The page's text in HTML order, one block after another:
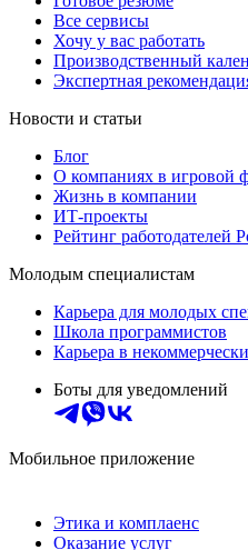
Все сервисы
Хочу у вас работать
Производственный
Экспертная
Новости и статьи
Блог
О компаниях в игровой
Жизнь в компании
ИТ-проекты
Рейтинг работодателей
Молодым специалистам
Карьера для молодых
Школа программистов
Карьера в
Боты для уведомлений
Мобильное приложение
Этика и комплаенс
Оказание услуг